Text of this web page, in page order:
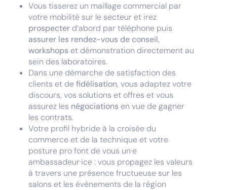
Vous tisserez un maillage commercial par
votre mobilité sur le secteur et irez
prospecter d’abord par téléphone puis
assurer les rendez-vous de conseil,
workshops et démonstration directement au
sein des laboratoires.
Dans une démarche de satisfaction des
clients et defidélisation, vous adaptez votre
discours, vos solutions et offres et vous
assurez les négociations en vue de gagner
les contrats.
Votre profil hybride à la croisée du
commerce et de la technique et votre
posture pro font de vous un·e
ambassadeur·ice : vous propagez les valeurs
à travers une présence fructueuse sur les
salons et les événements de la région